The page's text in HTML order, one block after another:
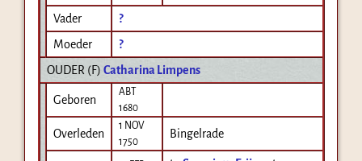
Vader
?
Moeder
?
OUDER (F) Catharina Limpens
Geboren
ABT
1680
Overleden
1 NOV
1750
Bingelrade